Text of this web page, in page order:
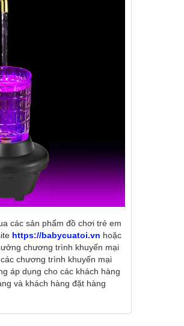
các sản phẩm đồ chơi trẻ em
https://babycuatoi.vn hoặc
chương trình khuyến mại
chương trình khuyến mại
áp dụng cho các khách hàng
và khách hàng đặt hàng